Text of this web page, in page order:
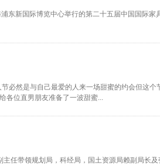
东新国际博览中心举行的第二十五届中国国际
必然是与自己最爱的人来一场甜蜜的约会但这
各位直男朋友准备了一波甜蜜...
任带领规划局，科经局，国土资源局赖副局长